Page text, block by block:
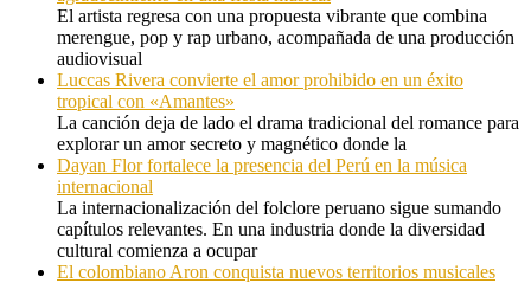
El artista regresa con una propuesta vibrante que combina
merengue, pop y rap urbano, acompañada de una producción
audiovisual
Luccas Rivera convierte el amor prohibido en un éxito
tropical con «Amantes»
La canción deja de lado el drama tradicional del romance para
explorar un amor secreto y magnético donde la
Dayan Flor fortalece la presencia del Perú en la música
internacional
La internacionalización del folclore peruano sigue sumando
capítulos relevantes. En una industria donde la diversidad
cultural comienza a ocupar
El colombiano Aron conquista nuevos territorios musicales